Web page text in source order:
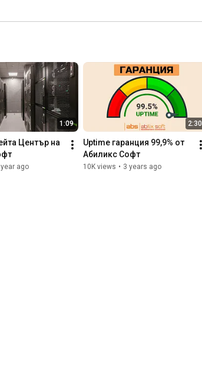
1:09
Център на
year ago
2:30
Uptime гаранция 99,9% от
Абиликс Софт
10K views • 3 years ago